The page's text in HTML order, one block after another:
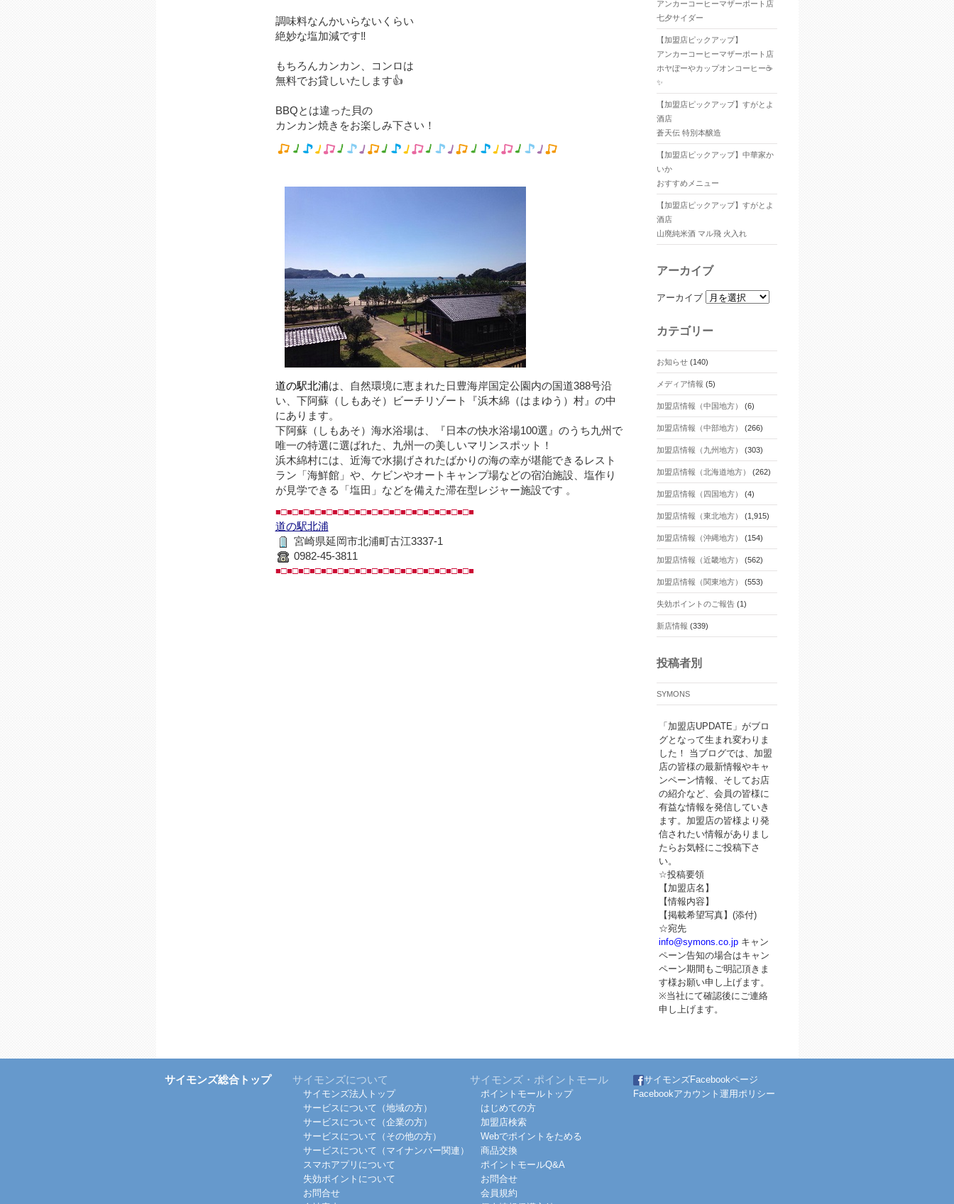
調味料なんかいらないくらい
絶妙な塩加減です‼
もちろんカンカン、コンロは
無料でお貸しいたします👍
BBQとは違った貝の
カンカン焼きをお楽しみ下さい！
道の駅北浦は、自然環境に恵まれた日豊海岸国定公園内の国道388号沿
い、下阿蘇（しもあそ）ビーチリゾート『浜木綿（はまゆう）村』の中
にあります。
下阿蘇（しもあそ）海水浴場は、『日本の快水浴場100選』のうち九州で
唯一の特選に選ばれた、九州一の美しいマリンスポット！
浜木綿村には、近海で水揚げされたばかりの海の幸が堪能できるレスト
ラン「海鮮館」や、ケビンやオートキャンプ場などの宿泊施設、塩作り
が見学できる「塩田」などを備えた滞在型レジャー施設です 。
■□■□■□■□■□■□■□■□■□■□■□■□■□■□■□■□■□■
道の駅北浦
宮崎県延岡市北浦町古江3337-1
0982-45-3811
■□■□■□■□■□■□■□■□■□■□■□■□■□■□■□■□■□■
アンカーコーヒーマザーポート店
七夕サイダー
【加盟店ピックアップ】
アンカーコーヒーマザーポート店
ホヤぼーやカップオンコーヒー☕
✨
【加盟店ピックアップ】すがとよ
酒店
蒼天伝 特別本醸造
【加盟店ピックアップ】中華家か
いか
おすすめメニュー
【加盟店ピックアップ】すがとよ
酒店
山廃純米酒 マル飛 火入れ
アーカイブ
アーカイブ
カテゴリー
お知らせ(140)
メディア情報 (5)
加盟店情報（中国地方） (6)
加盟店情報（中部地方） (266)
加盟店情報（九州地方） (303)
加盟店情報（北海道地方） (262)
加盟店情報（四国地方） (4)
加盟店情報（東北地方） (1,915)
加盟店情報（沖縄地方） (154)
加盟店情報（近畿地方） (562)
加盟店情報（関東地方） (553)
失効ポイントのご報告(1)
新店情報 (339)
投稿者別
SYMONS
「加盟店UPDATE」がブロ
グとなって生まれ変わりま
した！ 当ブログでは、加盟
店の皆様の最新情報やキャ
ンペーン情報、そしてお店
の紹介など、会員の皆様に
有益な情報を発信していき
ます。加盟店の皆様より発
信されたい情報がありまし
たらお気軽にご投稿下さ
い。
☆投稿要領
【加盟店名】
【情報内容】
【掲載希望写真】(添付)
☆宛先
info@symons.co.jpキャン
ペーン告知の場合はキャン
ペーン期間もご明記頂きま
す様お願い申し上げます。
※当社にて確認後にご連絡
申し上げます。
サイモンズ総合トップ サイモンズについて
サイモンズ法人トップ
サービスについて（地域の方）
サービスについて（企業の方）
サービスについて（その他の方）
サービスについて（マイナンバー関連）
スマホアプリについて
失効ポイントについて
お問合せ
サイモンズ・ポイントモール
ポイントモールトップ
はじめての方
加盟店検索
Webでポイントをためる
商品交換
ポイントモールQ&A
お問合せ
会員規約
サイモンズFacebookページ
Facebookアカウント運用ポリシー